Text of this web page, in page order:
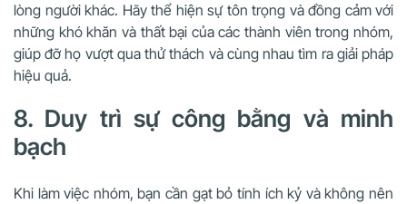
lòng người khác. Hãy thể hiện sự tôn trọng và đồng cảm với
những khó khăn và thất bại của các thành viên trong nhóm,
giúp đỡ họ vượt qua thử thách và cùng nhau tìm ra giải pháp
hiệu quả.
8. Duy trì sự công bằng và minh
bạch
Khi làm việc nhóm, bạn cần gạt bỏ tính ích kỷ và không nên